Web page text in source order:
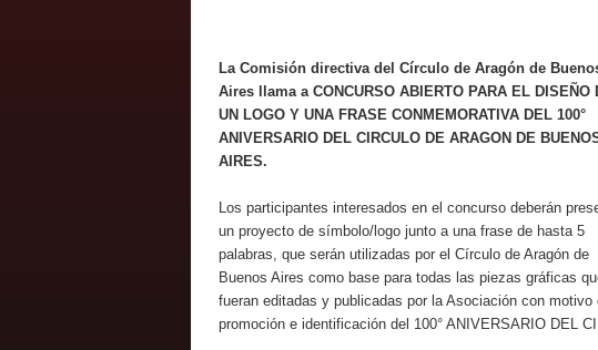
La Comisión directiva del Círculo de Aragón de
Aires llama a CONCURSO ABIERTO PARA EL DISEÑO
UN LOGO Y UNA FRASE CONMEMORATIVA DEL 100°
ANIVERSARIO DEL CIRCULO DE ARAGON DE
AIRES.
Los participantes interesados en el concurso deberán
un proyecto de símbolo/logo junto a una frase de hasta 5
palabras, que serán utilizadas por el Círculo de Aragón de
Buenos Aires como base para todas las piezas gráficas
fueran editadas y publicadas por la Asociación con motivo
promoción e identificación del 100° ANIVERSARIO DEL